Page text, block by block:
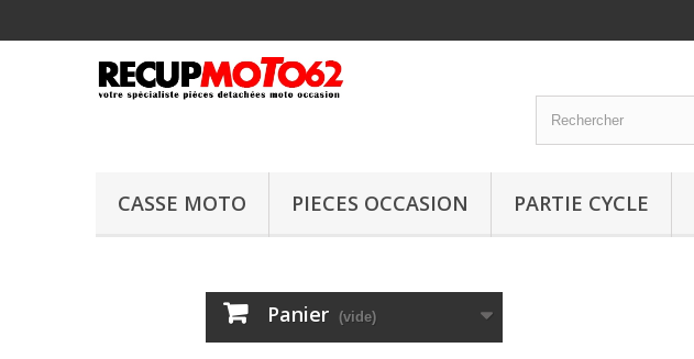
CASSE MOTO PIECES OCCASION PARTIE CYCLE
Panier (vide)